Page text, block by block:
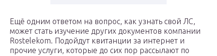
Ещё одним ответом на вопрос, как узнать свой ЛС,
может стать изучение других документов компании
Rostelekom. Подойдут квитанции за интернет и
прочие услуги, которые до сих пор рассылают по